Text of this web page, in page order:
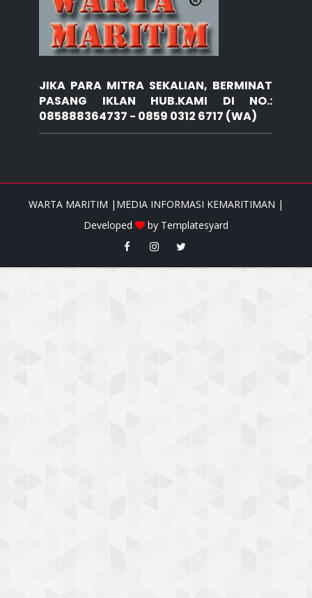
JIKA PARA MITRA SEKALIAN, BERMINAT
PASANG IKLAN HUB.KAMI DI NO.:
085888364737 - 0859 0312 6717 (WA)
WARTA MARITIM |MEDIA INFORMASI KEMARITIMAN |
Developed
by Templatesyard